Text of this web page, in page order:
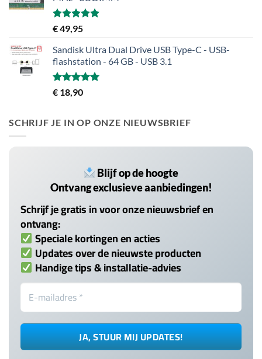
Gewaardeerd
uit 5
€49,95
Sandisk Ultra Dual Drive USB Type-C - USB-
flashstation - 64 GB - USB 3.1
Gewaardeerd
uit 5
€ 18,90
SCHRIJF JE IN OP ONZE NIEUWSBRIEF
Blijf op de hoogte
Ontvang exclusieve aanbiedingen!
Schrijf je gratis in voor onze nieuwsbrief en
ontvang:
Speciale kortingen en acties
Updates over de nieuwste producten
Handige tips & installatie-advies